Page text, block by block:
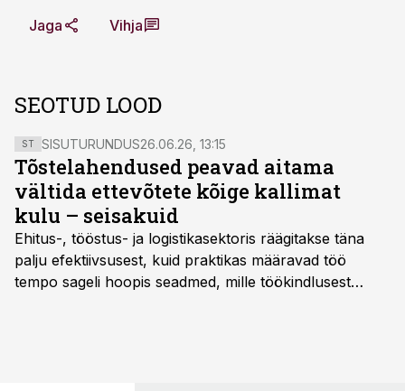
Jaga Vihja
SEOTUD LOOD
ST SISUTURUNDUS26.06.26, 13:15
Tõstelahendused peavad aitama
vältida ettevõtete kõige kallimat
kulu – seisakuid
Ehitus-, tööstus- ja logistikasektoris räägitakse täna
palju efektiivsusest, kuid praktikas määravad töö
tempo sageli hoopis seadmed, mille töökindlusest